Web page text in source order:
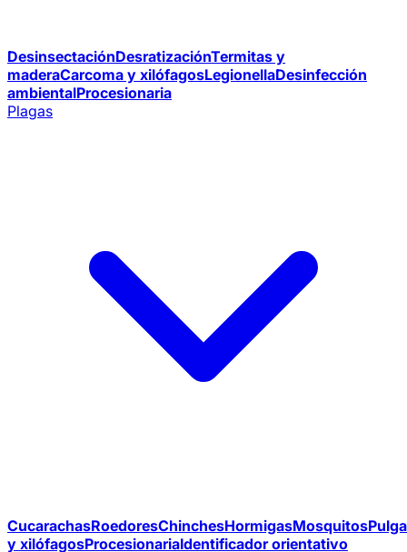
DesinsectaciónDesratizaciónTermitas y
maderaCarcoma y xilófagosLegionellaDesinfección
ambientalProcesionaria
Plagas
CucarachasRoedoresChinchesHormigasMosquitos
y xilófagosProcesionariaIdentificador orientativo